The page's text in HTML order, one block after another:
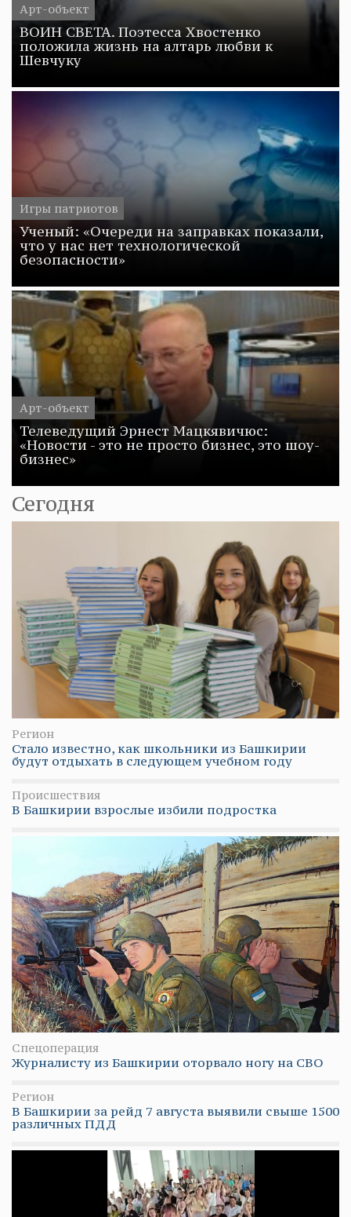
Арт-объект
ВОИН СВЕТА. Поэтесса Хвостенко
положила жизнь на алтарь любви к
Шевчуку
Игры патриотов
Ученый: «Очереди на заправках показали,
что у нас нет технологической
безопасности»
Арт-объект
Телеведущий Эрнест Мацкявичюс:
«Новости - это не просто бизнес, это шоу-
бизнес»
Сегодня
Регион
Стало известно, как школьники из Башкирии
будут отдыхать в следующем учебном году
Происшествия
В Башкирии взрослые избили подростка
Спецоперация
Журналисту из Башкирии оторвало ногу на СВО
Регион
В Башкирии за рейд 7 августа выявили свыше 1500
различных ПДД